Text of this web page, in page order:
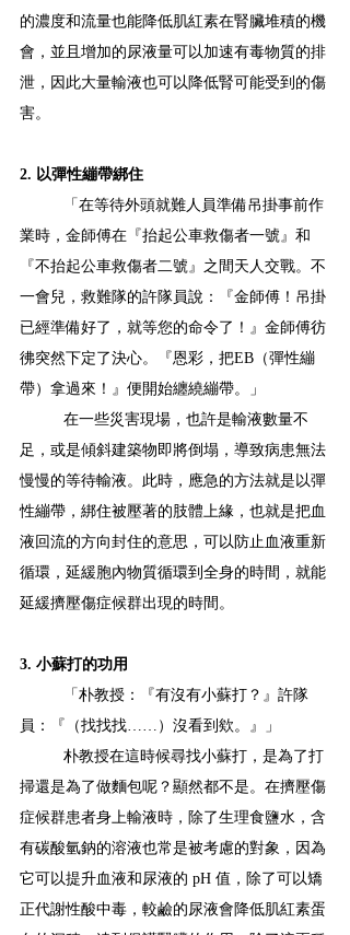
的濃度和流量也能降低肌紅素在腎臟堆積的機
會，並且增加的尿液量可以加速有毒物質的排
泄，因此大量輸液也可以降低腎可能受到的傷
害。
2. 以彈性繃帶綁住
「在等待外頭就難人員準備吊掛事前作
業時，金師傅在『抬起公車救傷者一號』和
『不抬起公車救傷者二號』之間天人交戰。不
一會兒，救難隊的許隊員說：『金師傅！吊掛
已經準備好了，就等您的命令了！』金師傅彷
彿突然下定了決心。『恩彩，把EB（彈性繃
帶）拿過來！』便開始纏繞繃帶。」
在一些災害現場，也許是輸液數量不
足，或是傾斜建築物即將倒塌，導致病患無法
慢慢的等待輸液。此時，應急的方法就是以彈
性繃帶，綁住被壓著的肢體上緣，也就是把血
液回流的方向封住的意思，可以防止血液重新
循環，延緩胞內物質循環到全身的時間，就能
延緩擠壓傷症候群出現的時間。
3. 小蘇打的功用
「朴教授：『有沒有小蘇打？』許隊
員：『（找找找……）沒看到欸。』」
朴教授在這時候尋找小蘇打，是為了打
掃還是為了做麵包呢？顯然都不是。在擠壓傷
症候群患者身上輸液時，除了生理食鹽水，含
有碳酸氫鈉的溶液也常是被考慮的對象，因為
它可以提升血液和尿液的 pH 值，除了可以矯
正代謝性酸中毒，較鹼的尿液會降低肌紅素蛋